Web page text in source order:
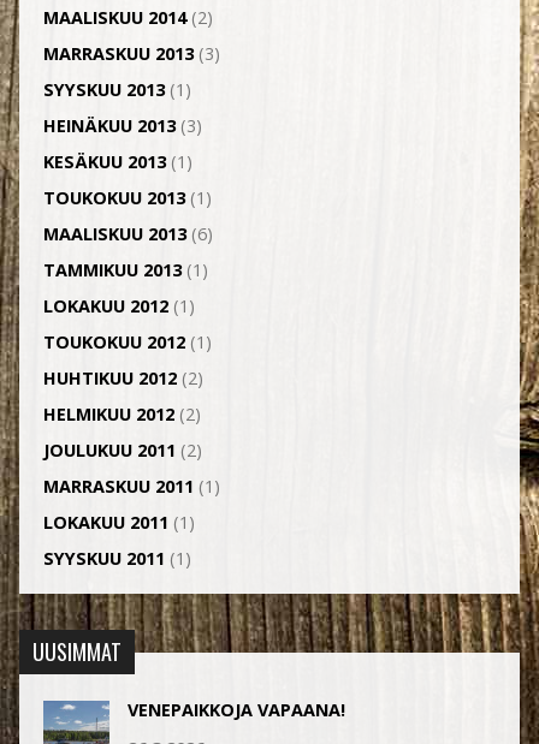
MAALISKUU 2014(2)
MARRASKUU 2013(3)
SYYSKUU 2013(1)
HEINÄKUU 2013(3)
KESÄKUU 2013(1)
TOUKOKUU 2013(1)
MAALISKUU 2013(6)
TAMMIKUU 2013(1)
LOKAKUU 2012(1)
TOUKOKUU 2012(1)
HUHTIKUU 2012(2)
HELMIKUU 2012(2)
JOULUKUU 2011 (2)
MARRASKUU 2011 (1)
LOKAKUU 2011 (1)
SYYSKUU 2011 (1)
UUSIMMAT
VENEPAIKKOJA VAPAANA!